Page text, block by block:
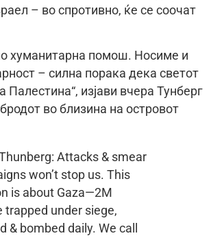
– во спротивно, ќе се соочат
хуманитарна помош. Носиме и
– силна порака дека светот
Палестина“, изјави вчера Тунберг
во близина на островот
Attacks & smear
won’t stop us. This
is about Gaza—2M
trapped under siege,
& bombed daily. We call